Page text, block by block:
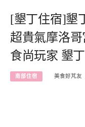
[墾丁住宿]墾
超貴氣摩洛
食尚玩家 墾
南部住宿 美食好芃友